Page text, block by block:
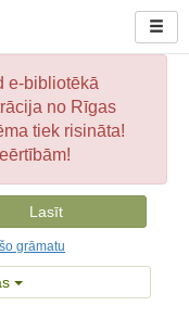
e-bibliotēkā
no Rīgas
tiek risināta!
Lasīt
grāmatu